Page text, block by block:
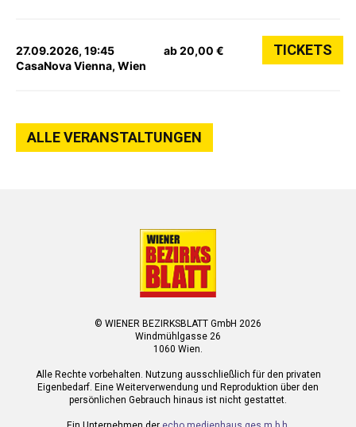
27.09.2026, 19:45
CasaNova Vienna, Wien
ab 20,00 € TICKETS
ALLE VERANSTALTUNGEN
© WIENER BEZIRKSBLATT GmbH 2026
Windmühlgasse 26
1060 Wien.
Alle Rechte vorbehalten. Nutzung ausschließlich für den privaten
Eigenbedarf. Eine Weiterverwendung und Reproduktion über den
persönlichen Gebrauch hinaus ist nicht gestattet.